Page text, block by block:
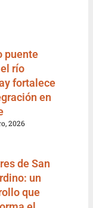
puente
río
fortalece
en
2026
de San
un
que